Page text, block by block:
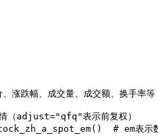
涨跌幅、成交量、成交额、换手率等
（adjust="qfq"表示前复权）
# em表示数